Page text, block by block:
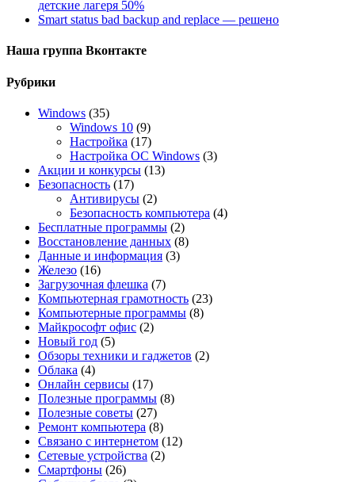
детские лагеря 50%
Smart status bad backup and replace — решено
Наша группа Вконтакте
Рубрики
Windows (35)
Windows 10 (9)
Настройка (17)
Настройка ОС Windows (3)
Акции и конкурсы (13)
Безопасность (17)
Антивирусы (2)
Безопасность компьютера (4)
Бесплатные программы (2)
Восстановление данных (8)
Данные и информация (3)
Железо (16)
Загрузочная флешка (7)
Компьютерная грамотность (23)
Компьютерные программы (8)
Майкрософт офис (2)
Новый год (5)
Обзоры техники и гаджетов (2)
Облака (4)
Онлайн сервисы (17)
Полезные программы (8)
Полезные советы (27)
Ремонт компьютера (8)
Связано с интернетом (12)
Сетевые устройства (2)
Смартфоны (26)